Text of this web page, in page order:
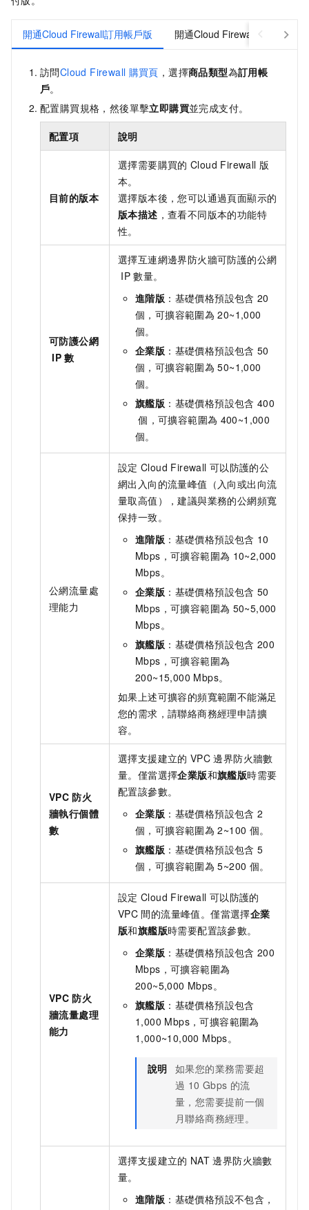
開通Cloud Firewall訂用帳戶版 開通Cloud Firewall隨用隨付版
訪問Cloud Firewall 購買頁 ，選擇商品類型為訂用帳
戶。
配置購買規格，然後單擊立即購買並完成支付。
配置項 說明
目前的版本
選擇需要購買的 Cloud Firewall 版
本。
選擇版本後，您可以通過頁面顯示的
版本描述 ，查看不同版本的功能特
性。
可防護公網
IP 數
選擇互連網邊界防火牆可防護的公網
IP 數量。
進階版 ： 基礎價格預設包含 20
個，可擴容範圍為 20~1,000
個。
企業版 ： 基礎價格預設包含 50
個，可擴容範圍為 50~1,000
個。
旗艦版 ： 基礎價格預設包含 400
個，可擴容範圍為 400~1,000
個。
公網流量處
理能力
設定 Cloud Firewall 可以防護的公
網出入向的流量峰值（入向或出向流
量取高值），建議與業務的公網頻寬
保持一致。
進階版 ：基礎價格預設包含 10
Mbps，可擴容範圍為 10~2,000
Mbps。
企業版 ： 基礎價格預設包含 50
Mbps，可擴容範圍為 50~5,000
Mbps。
旗艦版 ： 基礎價格預設包含 200
Mbps，可擴容範圍為
200~15,000 Mbps。
如果上述可擴容的頻寬範圍不能滿足
您的需求，請聯絡商務經理申請擴
容。
VPC 防火
牆執行個體
數
選擇支援建立的 VPC 邊界防火牆數
量。僅當選擇企業版和旗艦版時需要
配置該參數。
企業版 ： 基礎價格預設包含 2
個，可擴容範圍為 2~100 個。
旗艦版 ： 基礎價格預設包含 5
個，可擴容範圍為 5~200 個。
VPC 防火
牆流量處理
能力
設定 Cloud Firewall 可以防護的
VPC 間的流量峰值。僅當選擇企業
版和旗艦版時需要配置該參數。
企業版 ： 基礎價格預設包含 200
Mbps，可擴容範圍為
200~5,000 Mbps。
旗艦版 ： 基礎價格預設包含
1,000 Mbps，可擴容範圍為
1,000~10,000 Mbps。
說明 如果您的業務需要超
過 10 Gbps 的流
量，您需要提前一個
月聯絡商務經理。
選擇支援建立的 NAT 邊界防火牆數
量。
進階版 ： 基礎價格預設不包含，